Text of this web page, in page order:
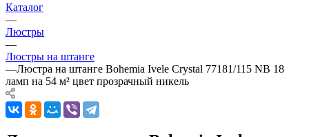
Каталог
—
Люстры
—
Люстры на штанге
—Люстра на штанге Bohemia Ivele Crystal 77181/115 NB 18
ламп на 54 м² цвет прозрачный никель